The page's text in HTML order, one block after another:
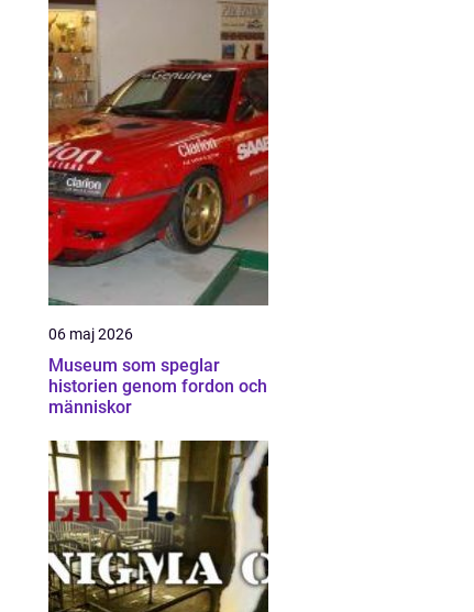
06 maj 2026
Museum som speglar
historien genom fordon och
människor